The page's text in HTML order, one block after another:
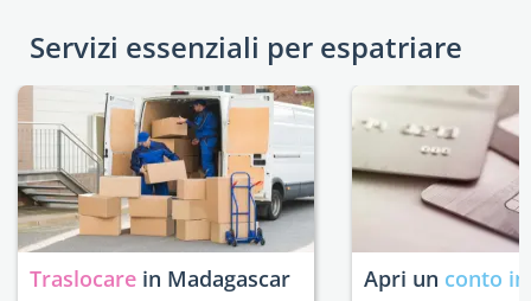
Servizi essenziali per espatriare
Traslocare in Madagascar Apri un conto